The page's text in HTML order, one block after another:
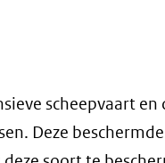
scheepvaart en
Deze